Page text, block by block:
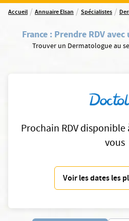
Accueil / Annuaire Elsan / Spécialistes /
France : Prendre RDV
Trouver un Dermatologue au
Prochain RDV
vous
Voir les dates les